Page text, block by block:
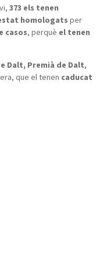
373 els tenen
homologats per
casos, perquè el tenen
Dalt, Premià de Dalt,
que el tenen caducat